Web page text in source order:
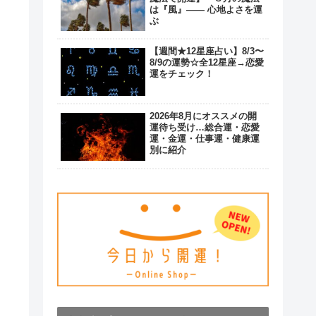
は『風』―― 心地よさを運
ぶ
【週間★12星座占い】8/3〜
8/9の運勢☆全12星座→恋愛
運をチェック！
2026年8月にオススメの開
運待ち受け…総合運・恋愛
運・金運・仕事運・健康運
別に紹介